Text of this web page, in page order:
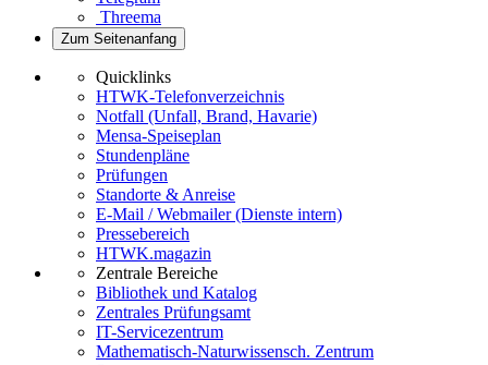
Threema
Zum Seitenanfang
Quicklinks
HTWK-Telefonverzeichnis
Notfall (Unfall, Brand, Havarie)
Mensa-Speiseplan
Stundenpläne
Prüfungen
Standorte & Anreise
E-Mail / Webmailer (Dienste intern)
Pressebereich
HTWK.magazin
Zentrale Bereiche
Bibliothek und Katalog
Zentrales Prüfungsamt
IT-Servicezentrum
Mathematisch-Naturwissensch. Zentrum